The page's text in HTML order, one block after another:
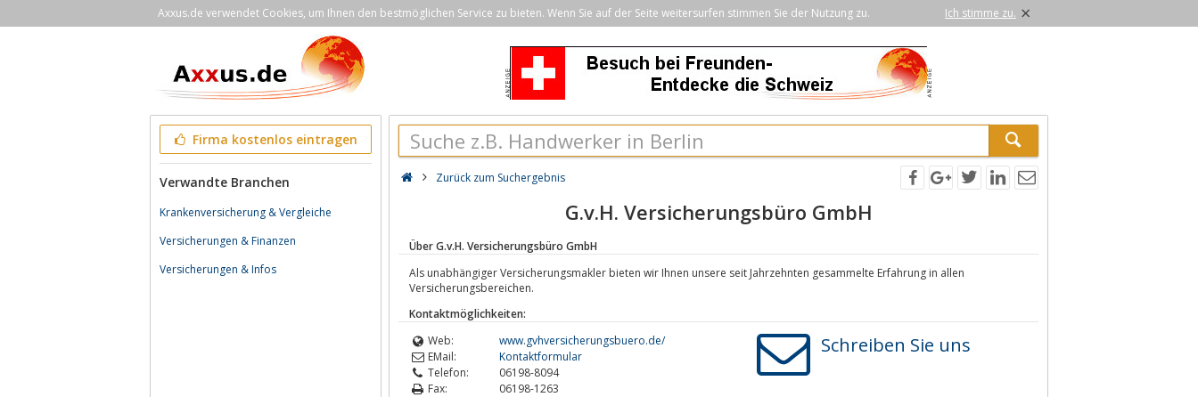
Axxus.de verwendet Cookies, um Ihnen den bestmöglichen Service zu bieten. Wenn Sie auf der Seite weitersurfen stimmen Sie der Nutzung zu. Ich stimme zu. ×
Firma kostenlos eintragen
Verwandte Branchen
Krankenversicherung & Vergleiche
Versicherungen & Finanzen
Versicherungen & Infos
Zurück zum Suchergebnis
G.v.H. Versicherungsbüro GmbH
Über G.v.H. Versicherungsbüro GmbH
Als unabhängiger Versicherungsmakler bieten wir Ihnen unsere seit Jahrzehnten gesammelte Erfahrung in allen
Versicherungsbereichen.
Kontaktmöglichkeiten:
Web:
www.gvhversicherungsbuero.de/
EMail:
Kontaktformular
Telefon:
06198-8094
Fax:
06198-1263
Schreiben Sie uns